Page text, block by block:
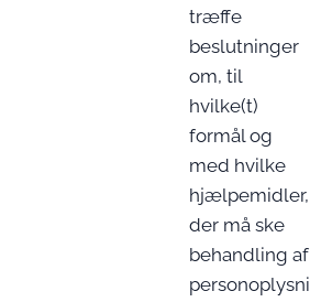
træffe
beslutninger
om, til
hvilke(t)
formål og
med hvilke
hjælpemidler,
der må ske
behandling af
personoplysni